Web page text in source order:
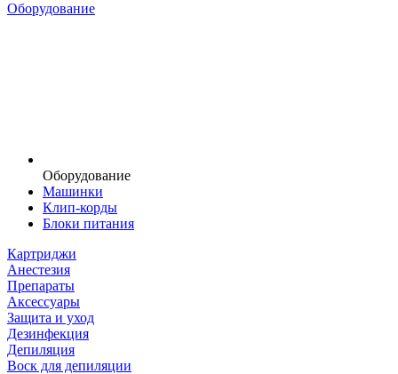
Оборудование
Оборудование
Машинки
Клип-корды
Блоки питания
Картриджи
Анестезия
Препараты
Аксессуары
Защита и уход
Дезинфекция
Депиляция
Воск для депиляции